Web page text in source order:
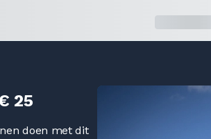
25
doen met dit